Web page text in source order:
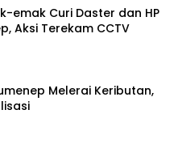
emak Curi Daster dan HP
Aksi Terekam CCTV
Melerai Keributan,